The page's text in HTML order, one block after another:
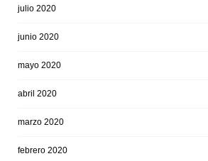
julio 2020
junio 2020
mayo 2020
abril 2020
marzo 2020
febrero 2020